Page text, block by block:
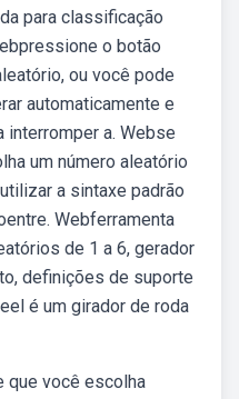
para classificação
o botão
ou você pode
automaticamente e
interromper a. Webse
um número aleatório
a sintaxe padrão
Webferramenta
de 1 a 6, gerador
definições de suporte
é um girador de roda
que você escolha